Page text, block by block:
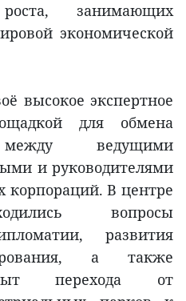
занимающих
экономической
высокое экспертное
для обмена
между ведущими
и руководителями
В центре
вопросы
развития
а также
перехода от